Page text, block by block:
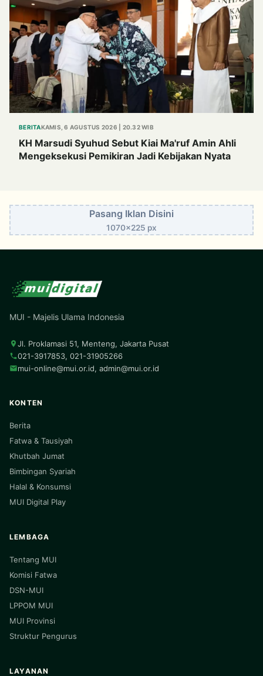
BERITAKAMIS, 6 AGUSTUS 2026 | 20.32 WIB
KH Marsudi Syuhud Sebut Kiai Ma'ruf Amin Ahli
Mengeksekusi Pemikiran Jadi Kebijakan Nyata
Pasang Iklan Disini
1070x225 px
MUI - Majelis Ulama Indonesia
Jl. Proklamasi 51, Menteng, Jakarta Pusat
021-3917853, 021-31905266
mui-online@mui.or.id, admin@mui.or.id
KONTEN
Berita
Fatwa & Tausiyah
Khutbah Jumat
Bimbingan Syariah
Halal & Konsumsi
MUI Digital Play
LEMBAGA
Tentang MUI
Komisi Fatwa
DSN-MUI
LPPOM MUI
MUI Provinsi
Struktur Pengurus
LAYANAN